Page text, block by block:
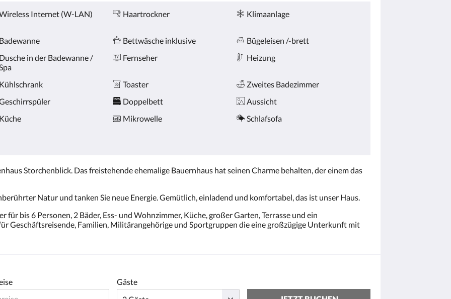
Internet (W-LAN) Haartrockner Klimaanlage
Badewanne Bettwäsche inklusive
Bügeleisen /-brett
Dusche in der Badewanne /
Fernseher Heizung
Kühlschrank Toaster
Zweites Badezimmer
Doppelbett
Aussicht
Küche Mikrowelle
Schlafsofa
Storchenblick. Das freistehende ehemalige Bauernhaus hat seinen Charme behalten, der einem das
Natur und tanken Sie neue Energie. Gemütlich, einladend und komfortabel, das ist unser Haus.
für bis 6 Personen, 2 Bäder, Ess- und Wohnzimmer, Küche, großer Garten, Terrasse und ein
Geschäftsreisende, Familien, Militärangehörige und Sportgruppen die eine großzügige Unterkunft mit
Gäste